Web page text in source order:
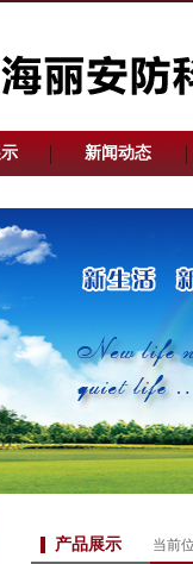
新闻动态
产品展示 当前